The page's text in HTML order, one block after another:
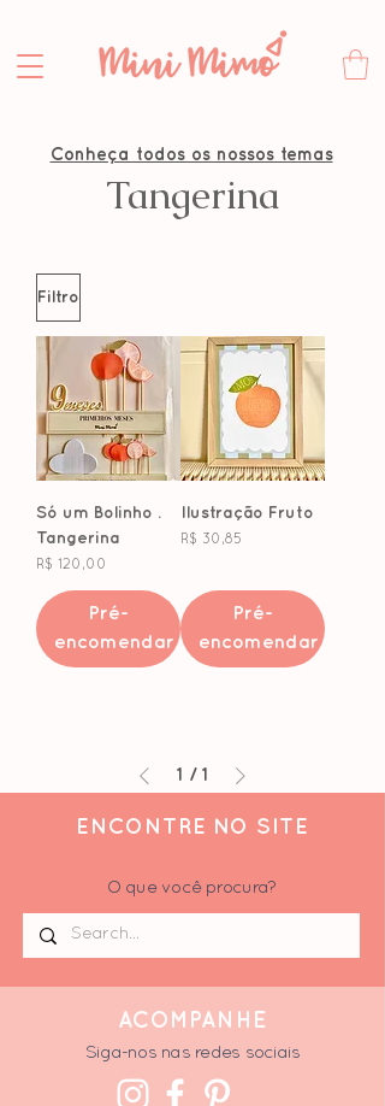
Conheça todos os nossos temas
Tangerina
Filtro
Só um Bolinho .
Tangerina
Preço
R$ 120,00
Pré-
encomendar
Ilustração Fruto
Preço
R$ 30,85
Pré-
encomendar
1 / 1
ENCONTRE NO SITE
O que você procura?
ACOMPANHE
Siga-nos nas redes sociais